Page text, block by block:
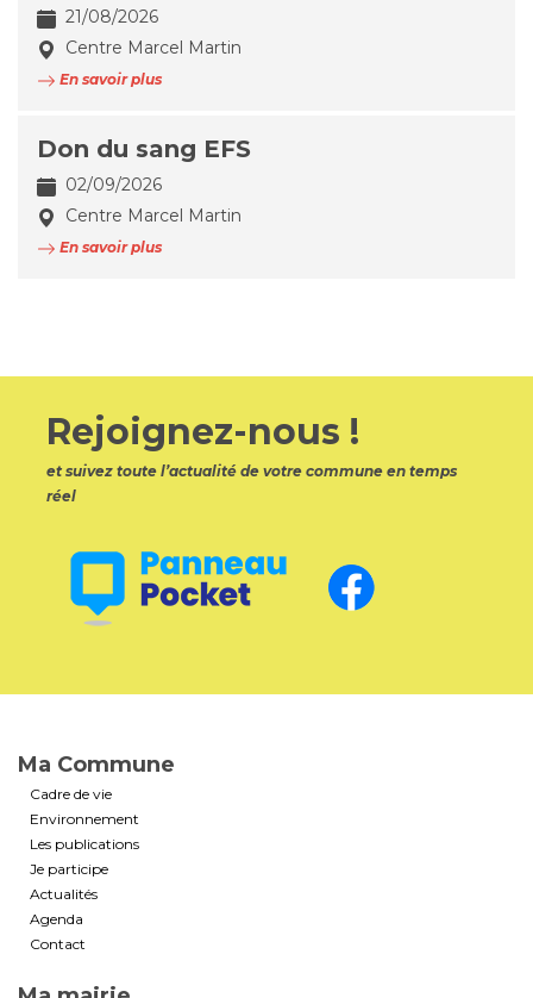
21/08/2026
Centre Marcel Martin
En savoir plus
Don du sang EFS
02/09/2026
Centre Marcel Martin
En savoir plus
Rejoignez-nous !
et suivez toute l’actualité de votre commune en temps
réel
Ma Commune
Cadre de vie
Environnement
Les publications
Je participe
Actualités
Agenda
Contact